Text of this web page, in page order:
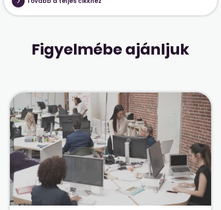
Figyelmébe ajánljuk